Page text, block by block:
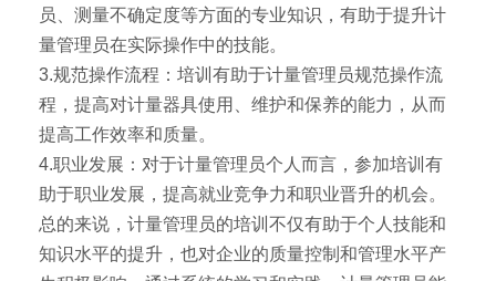
员、测量不确定度等方面的专业知识，有助于提升计
量管理员在实际操作中的技能。
3.规范操作流程：培训有助于计量管理员规范操作流
程，提高对计量器具使用、维护和保养的能力，从而
提高工作效率和质量。
4.职业发展：对于计量管理员个人而言，参加培训有
助于职业发展，提高就业竞争力和职业晋升的机会。
总的来说，计量管理员的培训不仅有助于个人技能和
知识水平的提升，也对企业的质量控制和管理水平产